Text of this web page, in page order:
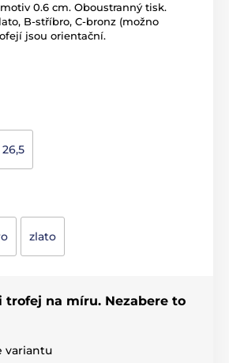
0.6 cm. Oboustranný tisk.
B-stříbro, C-bronz (možno
jsou orientační.
26,5
zlato
trofej na míru. Nezabere to
variantu